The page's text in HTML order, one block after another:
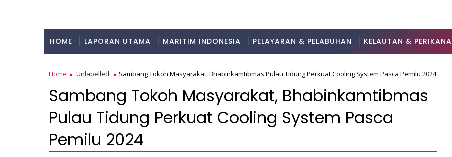
HOME LAPORAN UTAMA MARITIM INDONESIA PELAYARAN & PELABUHAN KELAUTAN &
Home Unlabelled Sambang Tokoh Masyarakat, Bhabinkamtibmas Pulau Tidung Perkuat Cooling System Pasca Pemilu 2024
Sambang Tokoh Masyarakat, Bhabinkamtibmas
Pulau Tidung Perkuat Cooling System Pasca
Pemilu 2024